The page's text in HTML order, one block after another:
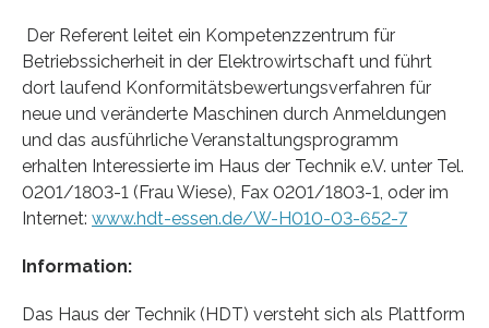
Der Referent leitet ein Kompetenzzentrum für
Betriebssicherheit in der Elektrowirtschaft und führt
dort laufend Konformitätsbewertungsverfahren für
neue und veränderte Maschinen durch Anmeldungen
und das ausführliche Veranstaltungsprogramm
erhalten Interessierte im Haus der Technik e.V. unter Tel.
0201/1803-1 (Frau Wiese), Fax 0201/1803-1, oder im
Internet: www.hdt-essen.de/W-H010-03-652-7
Information:
Das Haus der Technik (HDT) versteht sich als Plattform